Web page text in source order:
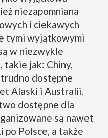
niezapomniana
i ciekawych
tymi wyjątkowymi
w niezwykle
takie jak: Chiny,
dostępne
Alaski i Australii.
dostępne dla
są nawet
po Polsce, a także